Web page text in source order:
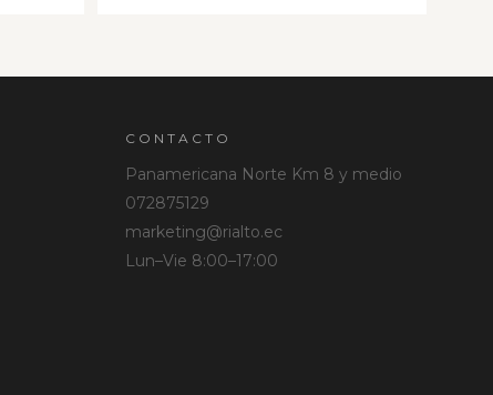
CONTACTO
Panamericana Norte Km 8 y medio
072875129
marketing@rialto.ec
Lun–Vie 8:00–17:00